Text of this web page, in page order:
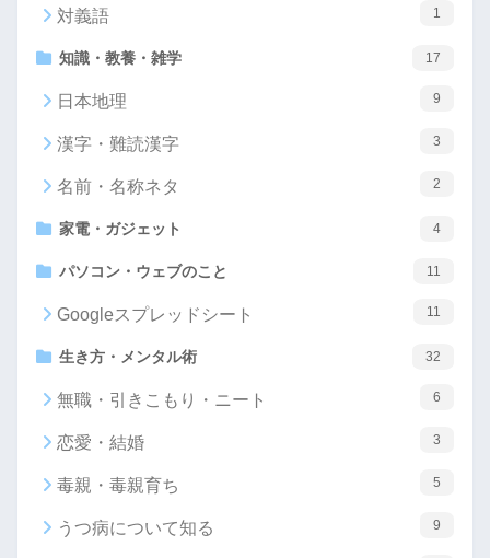
対義語 1
知識・教養・雑学 17
日本地理 9
漢字・難読漢字 3
名前・名称ネタ 2
家電・ガジェット 4
パソコン・ウェブのこと 11
Googleスプレッドシート 11
生き方・メンタル術 32
無職・引きこもり・ニート 6
恋愛・結婚 3
毒親・毒親育ち 5
うつ病について知る 9